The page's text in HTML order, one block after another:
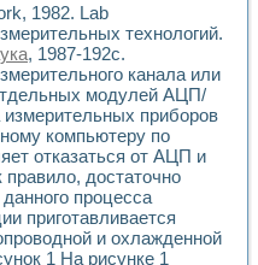
центра «Технологии
программе «Прикладная
постоянного тока
формирования
по курсу ИИС на базе
институты
1982. Lab
технологий.
, 1987-192с.
канала или
модулей АЦП/
приборов
компьютеру по
отказаться от АЦП и
правило, достаточно
процесса
приготавливается
и охлажденной
1 На рисунке 1